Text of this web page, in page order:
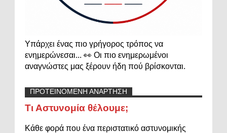
Υπάρχει ένας πιο γρήγορος τρόπος να
ενημερώνεσαι... 👀 Οι πιο ενημερωμένοι
αναγνώστες μας ξέρουν ήδη πού βρίσκονται.
ΠΡΟΤΕΙΝΟΜΕΝΗ ΑΝΑΡΤΗΣΗ
Τι Αστυνομία θέλουμε;
Κάθε φορά που ένα περιστατικό αστυνομικής